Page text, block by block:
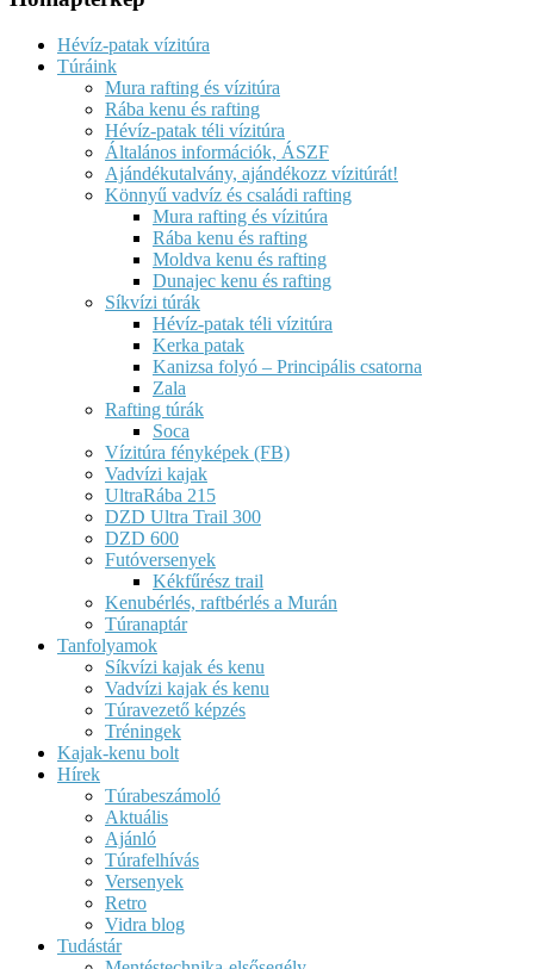
Hévíz-patak vízitúra
Túráink
Mura rafting és vízitúra
Rába kenu és rafting
Hévíz-patak téli vízitúra
Általános információk, ÁSZF
Ajándékutalvány, ajándékozz vízitúrát!
Könnyű vadvíz és családi rafting
Mura rafting és vízitúra
Rába kenu és rafting
Moldva kenu és rafting
Dunajec kenu és rafting
Síkvízi túrák
Hévíz-patak téli vízitúra
Kerka patak
Kanizsa folyó – Principális csatorna
Zala
Rafting túrák
Soca
Vízitúra fényképek (FB)
Vadvízi kajak
UltraRába 215
DZD Ultra Trail 300
DZD 600
Futóversenyek
Kékfűrész trail
Kenubérlés, raftbérlés a Murán
Túranaptár
Tanfolyamok
Síkvízi kajak és kenu
Vadvízi kajak és kenu
Túravezető képzés
Tréningek
Kajak-kenu bolt
Hírek
Túrabeszámoló
Aktuális
Ajánló
Túrafelhívás
Versenyek
Retro
Vidra blog
Tudástár